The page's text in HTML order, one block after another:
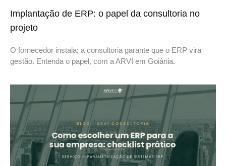
Implantação de ERP: o papel da consultoria no
projeto
O fornecedor instala; a consultoria garante que o ERP vira
gestão. Entenda o papel, com a ARVI em Goiânia.